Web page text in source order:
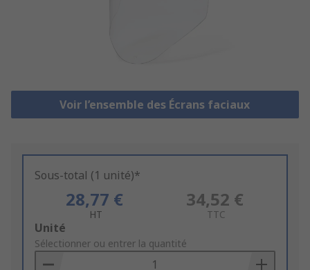
Voir l’ensemble des Écrans faciaux
Sous-total (1 unité)*
28,77 €
HT
34,52 €
TTC
Add
to
Basket
Unité
Sélectionner ou entrer la quantité